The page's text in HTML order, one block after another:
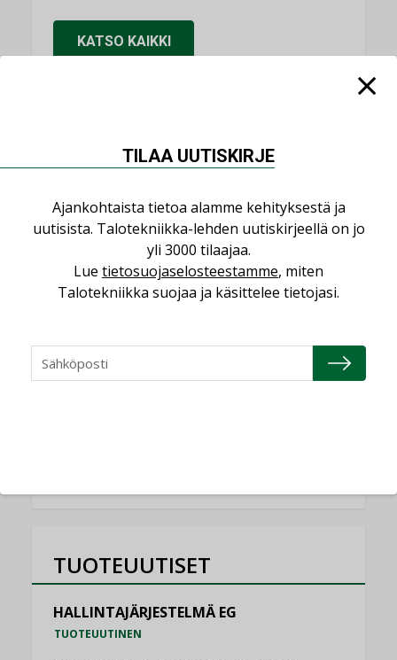
KATSO KAIKKI
NIMITYKSET
Consti
NIMITYKSET
NIMITYKSET
Schneider Electric
TUOTEUUTISET
HALLINTAJÄRJESTELMÄ EG
TUOTEUUTINEN
TILAA UUTISKIRJE
Ajankohtaista tietoa alamme kehityksestä ja
uutisista. Talotekniikka-lehden uutiskirjeellä on jo
yli 3000 tilaajaa.
Lue tietosuojaselosteestamme, miten
Talotekniikka suojaa ja käsittelee tietojasi.